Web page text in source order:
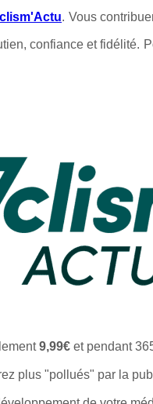
. Vous
confiance et fidélité.
9,99€ et pendant
plus "pollués" par la